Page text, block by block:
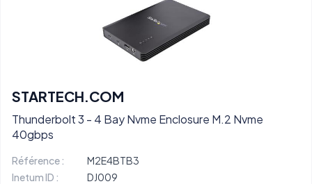
STARTECH.COM
Thunderbolt 3 - 4 Bay Nvme Enclosure M.2 Nvme
40gbps
Référence :
M2E4BTB3
Inetum ID :
DJ009